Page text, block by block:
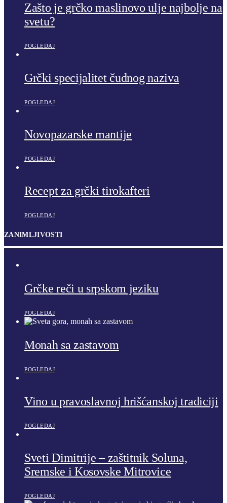
Zašto je grčko maslinovo ulje najbolje na
svetu?
POGLEDAJ
Grčki specijalitet čudnog naziva
POGLEDAJ
Novopazarske mantije
POGLEDAJ
Recept za grčki tirokafteri
POGLEDAJ
ZANIMLJIVOSTI
Grčke reči u srpskom jeziku
POGLEDAJ
Monah sa zastavom
POGLEDAJ
Vino u pravoslavnoj hrišćanskoj tradiciji
POGLEDAJ
Sveti Dimitrije – zaštitnik Soluna,
Sremske i Kosovske Mitrovice
POGLEDAJ